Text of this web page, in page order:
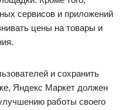
сервисов и приложений
цены на товары и
и сохранить
Яндекс Маркет должен
работы своего